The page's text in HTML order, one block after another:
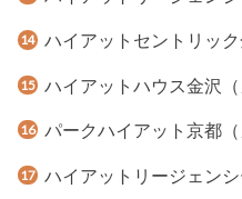
ハイアットセントリック
ハイアットハウス金沢（
パークハイアット京都（
ハイアットリージェンシ